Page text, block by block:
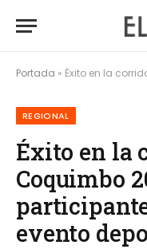
Portada » Éxito en la corrida familiar
REGIONAL
Éxito en la
Coquimbo
evento